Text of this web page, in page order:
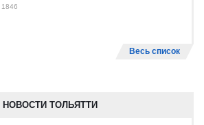
1846
Весь список
НОВОСТИ ТОЛЬЯТТИ